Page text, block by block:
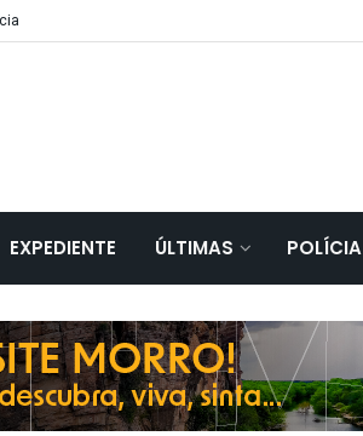
EXPEDIENTE ÚLTIMAS POLÍCIA